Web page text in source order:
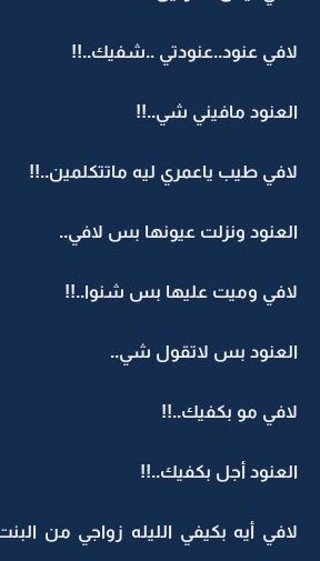
لافي عنود..عنودتي ..شفيك..!!
العنود مافيني شي..!!
لافي طيب ياعمري ليه ماتتكلمين..!!
العنود ونزلت عيونها بس لافي..
لافي وميت عليها بس شنوا..!!
العنود بس لاتقول شي..
لافي مو بكفيك..!!
العنود أجل بكفيك..!!
لافي أيه بكيفي الليله زواجي من